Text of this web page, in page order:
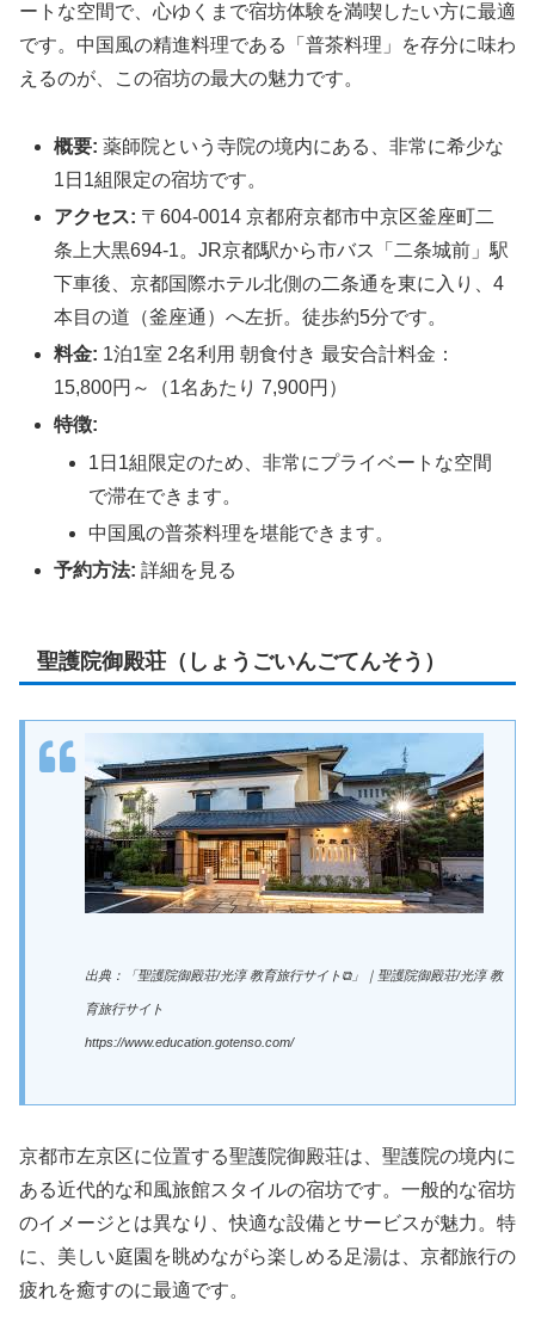
ートな空間で、心ゆくまで宿坊体験を満喫したい方に最適
です。中国風の精進料理である「普茶料理」を存分に味わ
えるのが、この宿坊の最大の魅力です。
概要: 薬師院という寺院の境内にある、非常に希少な
1日1組限定の宿坊です。
アクセス: 〒604-0014 京都府京都市中京区釜座町二
条上大黒694-1。JR京都駅から市バス「二条城前」駅
下車後、京都国際ホテル北側の二条通を東に入り、4
本目の道（釜座通）へ左折。徒歩約5分です。
料金: 1泊1室 2名利用 朝食付き 最安合計料金：
15,800円～（1名あたり 7,900円）
特徴:
1日1組限定のため、非常にプライベートな空間
で滞在できます。
中国風の普茶料理を堪能できます。
予約方法: 詳細を見る
聖護院御殿荘（しょうごいんごてんそう）
出典：「聖護院御殿荘/光淳 教育旅行サイト⧉」｜聖護院御殿荘/光淳 教
育旅行サイト
https://www.education.gotenso.com/
京都市左京区に位置する聖護院御殿荘は、聖護院の境内に
ある近代的な和風旅館スタイルの宿坊です。一般的な宿坊
のイメージとは異なり、快適な設備とサービスが魅力。特
に、美しい庭園を眺めながら楽しめる足湯は、京都旅行の
疲れを癒すのに最適です。